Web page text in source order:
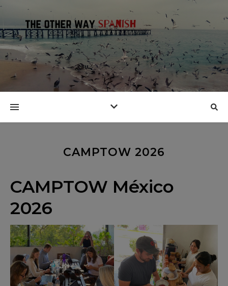
CAMPTOW 2026
CAMPTOW México
2026